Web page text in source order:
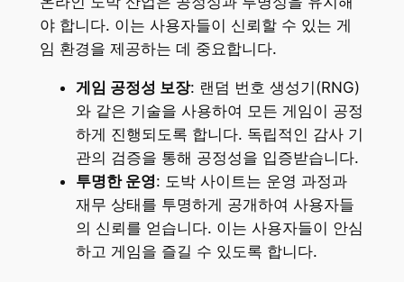
야 합니다. 이는 사용자들이 신뢰할 수 있는 게
임 환경을 제공하는 데 중요합니다.
게임 공정성 보장: 랜덤 번호 생성기(RNG)
와 같은 기술을 사용하여 모든 게임이 공정
하게 진행되도록 합니다. 독립적인 감사 기
관의 검증을 통해 공정성을 입증받습니다.
투명한 운영: 도박 사이트는 운영 과정과
재무 상태를 투명하게 공개하여 사용자들
의 신뢰를 얻습니다. 이는 사용자들이 안심
하고 게임을 즐길 수 있도록 합니다.